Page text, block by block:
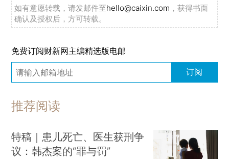
如有意愿转载，请发邮件至hello@caixin.com ，获得书面
确认及授权后，方可转载。
免费订阅财新网主编精选版电邮
订阅
推荐阅读
特稿｜患儿死亡、医生获刑争
议：韩杰案的“罪与罚”